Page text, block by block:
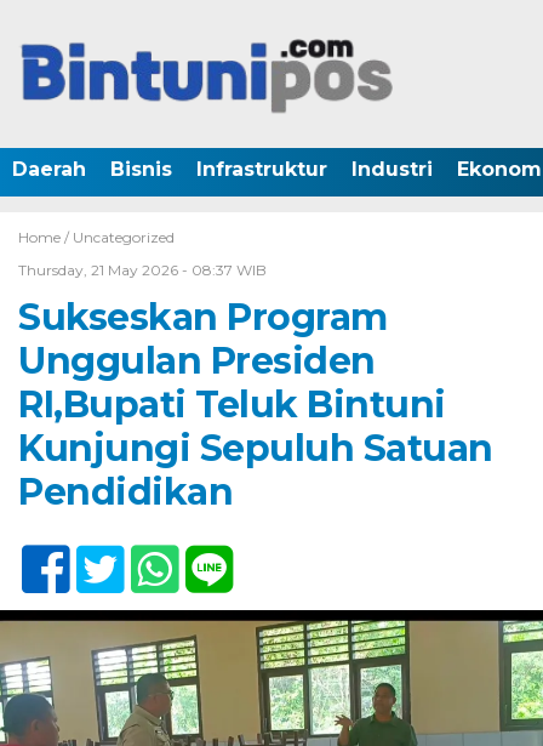
Daerah Bisnis Infrastruktur Industri
Home / Uncategorized
Thursday, 21 May 2026 - 08:37 WIB
Sukseskan Program
Unggulan Presiden
RI,Bupati Teluk Bintuni
Kunjungi Sepuluh Satuan
Pendidikan